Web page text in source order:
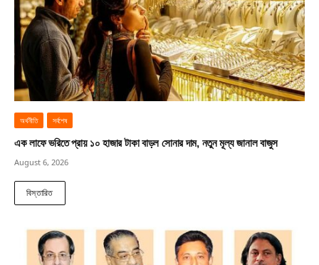
অর্থনীতি সর্বশেষ
এক লাফে ভরিতে প্রায় ১০ হাজার টাকা বাড়ল সোনার দাম, নতুন মূল্য জানাল বাজুস
August 6, 2026
বিস্তারিত